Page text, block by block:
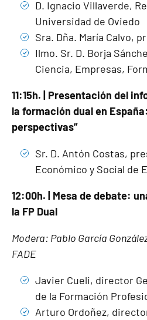
D. Ignacio Villaverde,
Universidad de Oviedo
Sra. Dña. María Calvo,
Ilmo. Sr. D. Borja
Ciencia, Empresas,
11:15h. | Presentación del
la formación dual en
perspectivas”
Sr. D. Antón Costas,
Económico y Social de
12:00h. | Mesa de debate:
la FP Dual
Modera: Pablo García
FADE
Javier Cueli, director
de la Formación
Arturo Ordoñez,